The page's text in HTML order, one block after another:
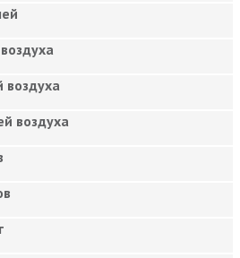
воздуха
воздуха